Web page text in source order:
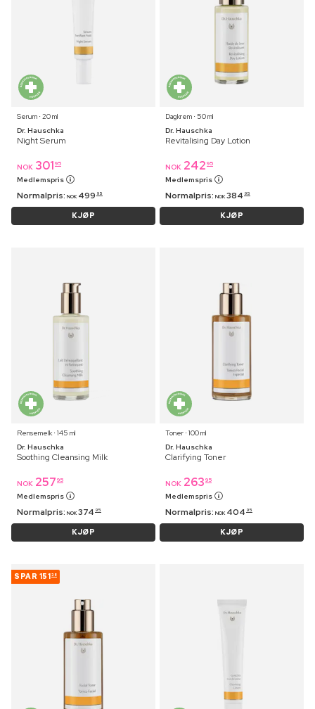
Serum ⋅ 20 ml
Dr. Hauschka
Night Serum
NOK 301 95
Medlemspris
Normalpris: NOK 499 95
KJØP
Dagkrem ⋅ 50 ml
Dr. Hauschka
Revitalising Day Lotion
NOK 242 95
Medlemspris
Normalpris: NOK 384 95
KJØP
Rensemelk ⋅ 145 ml
Dr. Hauschka
Soothing Cleansing Milk
NOK 257 95
Medlemspris
Normalpris: NOK 374 95
KJØP
Toner ⋅ 100 ml
Dr. Hauschka
Clarifying Toner
NOK 263 95
Medlemspris
Normalpris: NOK 404 95
KJØP
SPAR 151 38